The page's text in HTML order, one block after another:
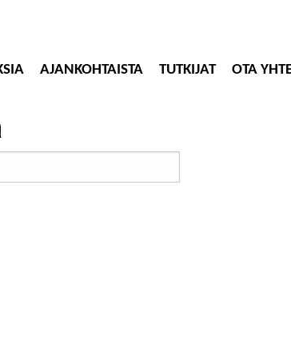
AJANKOHTAISTA TUTKIJAT OTA